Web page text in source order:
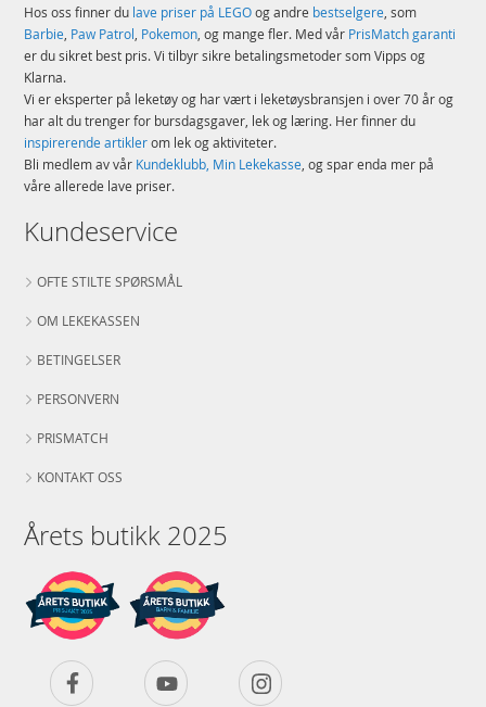
Hos oss finner du lave priser på LEGOog andre bestselgere , som
Barbie Paw Patrol Pokemon , og mange fler. Med vår PrisMatch garanti
er du sikret best pris. Vi tilbyr sikre betalingsmetoder som Vipps og
Klarna.
Vi er eksperter på leketøy og har vært i leketøysbransjen i over 70 år og
har alt du trenger for bursdagsgaver, lek og læring. Her finner du
inspirerende artiklerom lek og aktiviteter.
Bli medlem av vår Kundeklubb, Min Lekekasse , og spar enda mer på
våre allerede lave priser.
Kundeservice
OFTE STILTE SPØRSMÅL
OM LEKEKASSEN
BETINGELSER
PERSONVERN
PRISMATCH
KONTAKT OSS
Årets butikk 2025